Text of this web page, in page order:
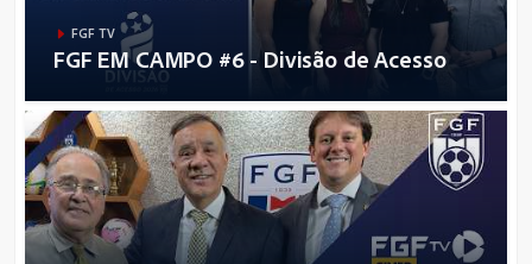
FGF TV
FGF EM CAMPO #6 - Divisão de Acesso